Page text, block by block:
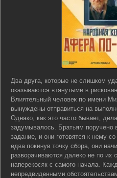
Два друга, которые не слишком
оказываются втянутыми в
Влиятельный человек по имени
вынуждены отправиться на
Однако, как это часто бывает,
задумывалось. Братьям поручено
задание, и они готовятся к нему
едва покинув точку сбора, они
разворачиваются далеко не по их
наперекосяк с самого начала.
непредвиденными